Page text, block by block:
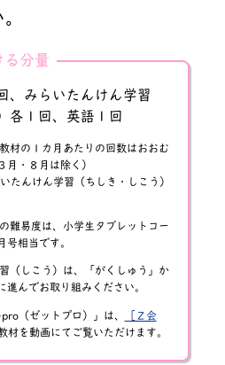
る分量
、みらいたんけん学習
各１回、英語１回
材の１カ月あたりの回数はおおむ
月・８月は除く）
たんけん学習（ちしき・しこう）
難易度は、小学生タブレットコー
号相当です。
（しこう）は、「がくしゅう」か
進んでお取り組みください。
（ゼットプロ）」は、
［Ｚ会
材を動画にてご覧いただけます。